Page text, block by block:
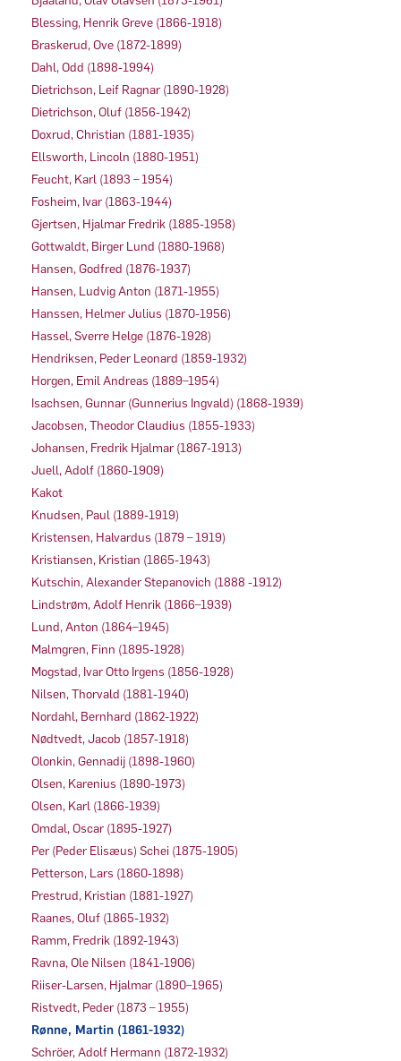
Blessing, Henrik Greve (1866-1918)
Braskerud, Ove (1872-1899)
Dahl, Odd (1898-1994)
Dietrichson, Leif Ragnar (1890-1928)
Dietrichson, Oluf (1856-1942)
Doxrud, Christian (1881-1935)
Ellsworth, Lincoln (1880-1951)
Feucht, Karl (1893 – 1954)
Fosheim, Ivar (1863-1944)
Gjertsen, Hjalmar Fredrik (1885-1958)
Gottwaldt, Birger Lund (1880-1968)
Hansen, Godfred (1876-1937)
Hansen, Ludvig Anton (1871-1955)
Hanssen, Helmer Julius (1870-1956)
Hassel, Sverre Helge (1876-1928)
Hendriksen, Peder Leonard (1859-1932)
Horgen, Emil Andreas (1889–1954)
Isachsen, Gunnar (Gunnerius Ingvald) (1868-1939)
Jacobsen, Theodor Claudius (1855-1933)
Johansen, Fredrik Hjalmar (1867-1913)
Juell, Adolf (1860-1909)
Kakot
Knudsen, Paul (1889-1919)
Kristensen, Halvardus (1879 – 1919)
Kristiansen, Kristian (1865-1943)
Kutschin, Alexander Stepanovich (1888 -1912)
Lindstrøm, Adolf Henrik (1866–1939)
Lund, Anton (1864–1945)
Malmgren, Finn (1895-1928)
Mogstad, Ivar Otto Irgens (1856-1928)
Nilsen, Thorvald (1881-1940)
Nordahl, Bernhard (1862-1922)
Nødtvedt, Jacob (1857-1918)
Olonkin, Gennadij (1898-1960)
Olsen, Karenius (1890-1973)
Olsen, Karl (1866-1939)
Omdal, Oscar (1895-1927)
Per (Peder Elisæus) Schei (1875-1905)
Petterson, Lars (1860-1898)
Prestrud, Kristian (1881-1927)
Raanes, Oluf (1865-1932)
Ramm, Fredrik (1892-1943)
Ravna, Ole Nilsen (1841-1906)
Riiser-Larsen, Hjalmar (1890–1965)
Ristvedt, Peder (1873 – 1955)
Rønne, Martin (1861-1932)
Schröer, Adolf Hermann (1872-1932)